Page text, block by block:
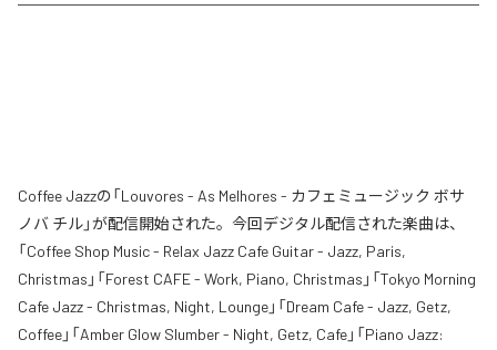
Coffee Jazzの「Louvores - As Melhores - カフェミュージック ボサ
ノバ チル」が配信開始された。今回デジタル配信された楽曲は、
「Coffee Shop Music - Relax Jazz Cafe Guitar - Jazz, Paris,
Christmas」「Forest CAFE - Work, Piano, Christmas」「Tokyo Morning
Cafe Jazz - Christmas, Night, Lounge」「Dream Cafe - Jazz, Getz,
Coffee」「Amber Glow Slumber - Night, Getz, Cafe」「Piano Jazz: